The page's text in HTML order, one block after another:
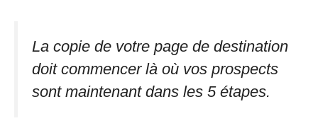
La copie de votre page de destination
doit commencer là où vos prospects
sont maintenant dans les 5 étapes.